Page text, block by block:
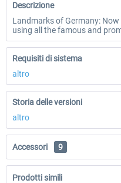
Descrizione
Landmarks of Germany:
using all the famous and
Requisiti di sistema
altro
Storia delle versioni
altro
Accessori 9
Prodotti simili